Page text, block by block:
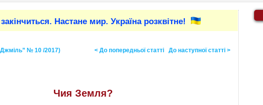
Настане мир. Україна розквітне!
№ 10 /2017) < До попередньої статті До наступної статті >
Чия Земля?